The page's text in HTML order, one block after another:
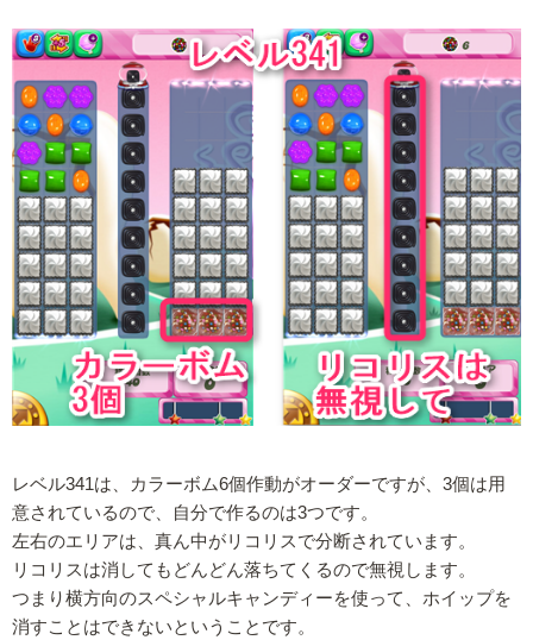
レベル341は、カラーボム6個作動がオーダーですが、3個は用
意されているので、自分で作るのは3つです。
左右のエリアは、真ん中がリコリスで分断されています。
リコリスは消してもどんどん落ちてくるので無視します。
つまり横方向のスペシャルキャンディーを使って、ホイップを
消すことはできないということです。